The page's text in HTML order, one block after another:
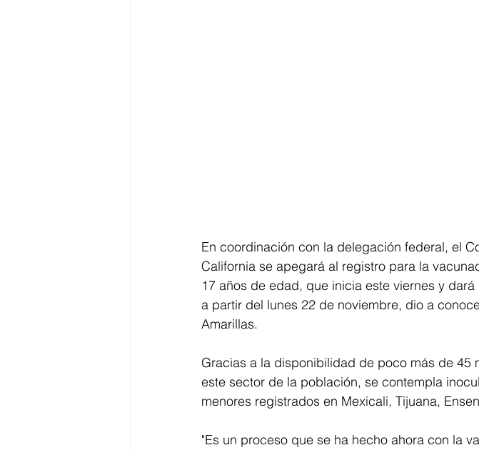
En coordinación con la delegación federal, el
California se apegará al registro para la
17 años de edad, que inicia este viernes y
a partir del lunes 22 de noviembre, dio a
Amarillas.
Gracias a la disponibilidad de poco más de 45
este sector de la población, se contempla
menores registrados en Mexicali, Tijuana,
"Es un proceso que se ha hecho ahora con la